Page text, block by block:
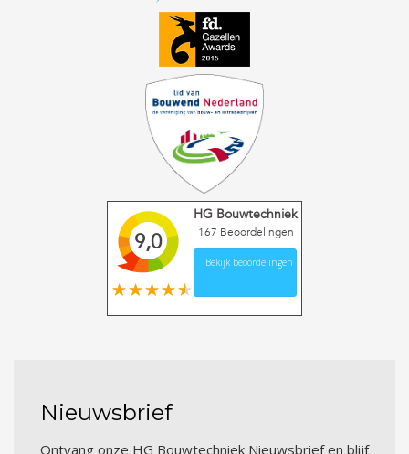
9,0
HG Bouwtechniek
167 Beoordelingen
Bekijk beoordelingen
Nieuwsbrief
Ontvang onze HG Bouwtechniek Nieuwsbrief en blijf